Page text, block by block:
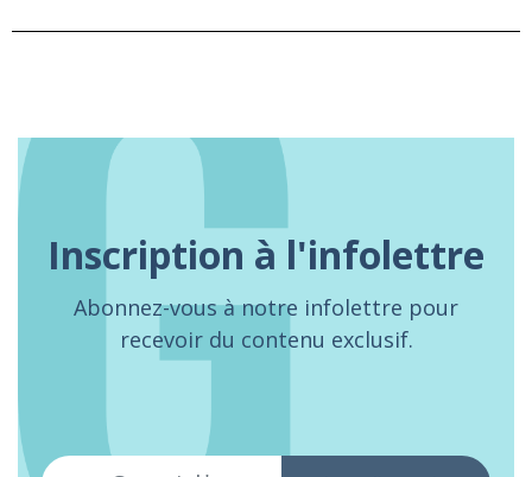
Inscription à l'infolettre
Abonnez-vous à notre infolettre pour
recevoir du contenu exclusif.